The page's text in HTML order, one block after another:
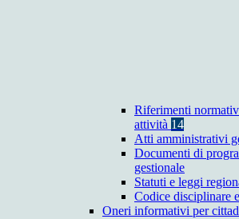
Riferimenti
attività 14
Atti amministrativi
Documenti di
gestionale
Statuti e leggi
Codice disciplinare
Oneri informativi per